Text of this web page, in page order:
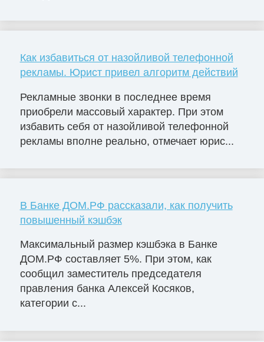
Как избавиться от назойливой телефонной
рекламы. Юрист привел алгоритм действий
Рекламные звонки в последнее время
приобрели массовый характер. При этом
избавить себя от назойливой телефонной
рекламы вполне реально, отмечает юрис...
В Банке ДОМ.РФ рассказали, как получить
повышенный кэшбэк
Максимальный размер кэшбэка в Банке
ДОМ.РФ составляет 5%. При этом, как
сообщил заместитель председателя
правления банка Алексей Косяков,
категории с...